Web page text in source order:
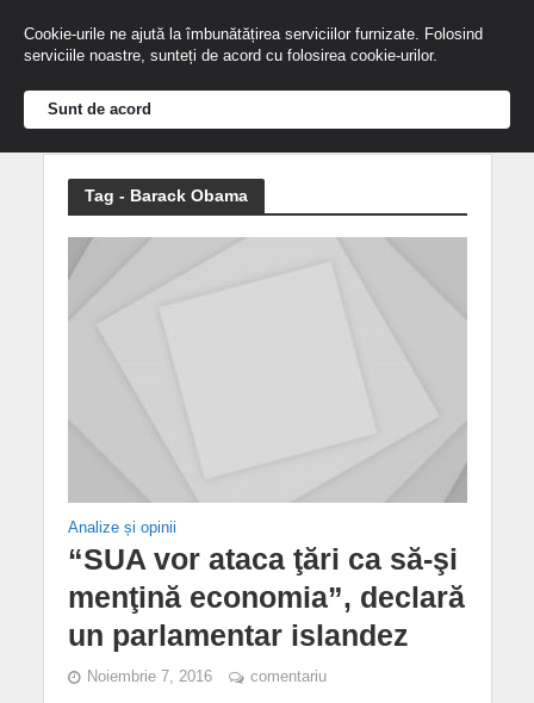
Tag - Barack Obama
Analize și opinii
“SUA vor ataca ţări ca să-şi
menţină economia”, declară
un parlamentar islandez
Noiembrie 7, 2016 comentariu
Cookie-urile ne ajută la îmbunătățirea serviciilor furnizate. Folosind
serviciile noastre, sunteți de acord cu folosirea cookie-urilor.
Sunt de acord